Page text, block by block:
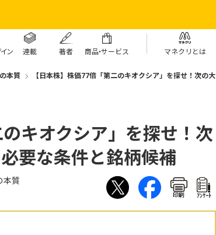
ン 連載 著者 商品・サービス マネクリとは
本質
【日本株】株価77倍「第二のキオクシア」を探せ！次の大
キオクシア」を探せ！次
要な条件と銘柄候補
本質
印刷 ｱﾝｹｰﾄ